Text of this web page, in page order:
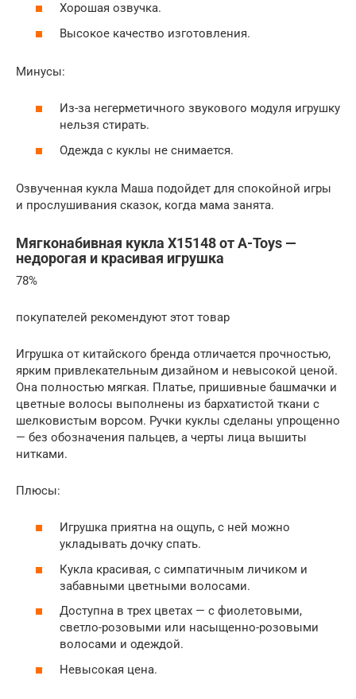
Хорошая озвучка.
Высокое качество изготовления.
Минусы:
Из-за негерметичного звукового модуля игрушку
нельзя стирать.
Одежда с куклы не снимается.
Озвученная кукла Маша подойдет для спокойной игры
и прослушивания сказок, когда мама занята.
Мягконабивная кукла X15148 от A-Toys —
недорогая и красивая игрушка
78%
покупателей рекомендуют этот товар
Игрушка от китайского бренда отличается прочностью,
ярким привлекательным дизайном и невысокой ценой.
Она полностью мягкая. Платье, пришивные башмачки и
цветные волосы выполнены из бархатистой ткани с
шелковистым ворсом. Ручки куклы сделаны упрощенно
— без обозначения пальцев, а черты лица вышиты
нитками.
Плюсы:
Игрушка приятна на ощупь, с ней можно
укладывать дочку спать.
Кукла красивая, с симпатичным личиком и
забавными цветными волосами.
Доступна в трех цветах — с фиолетовыми,
светло-розовыми или насыщенно-розовыми
волосами и одеждой.
Невысокая цена.